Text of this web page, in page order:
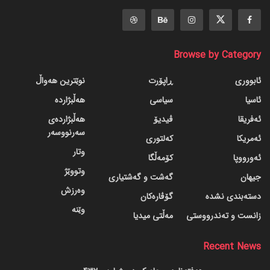
Browse by Category
ئابووری
ئاسیا
ئەفریقا
ئەمریکا
ئەورووپا
جیهان
دسته‌بندی نشده
زانست و تەندرووستی
ڕاپۆرت
سیاسی
ڤیدیۆ
کەلتوری
کۆمەڵگا
گه‌شت و گه‌شتیاری
گۆڤاره‌کان
مەڵتی میدیا
نوێترین هەواڵ
هەڵبژاردە
هەڵبژاردەی
سەرنووسەر
وتار
وتووێژ
وەرزش
وێنە
Recent News